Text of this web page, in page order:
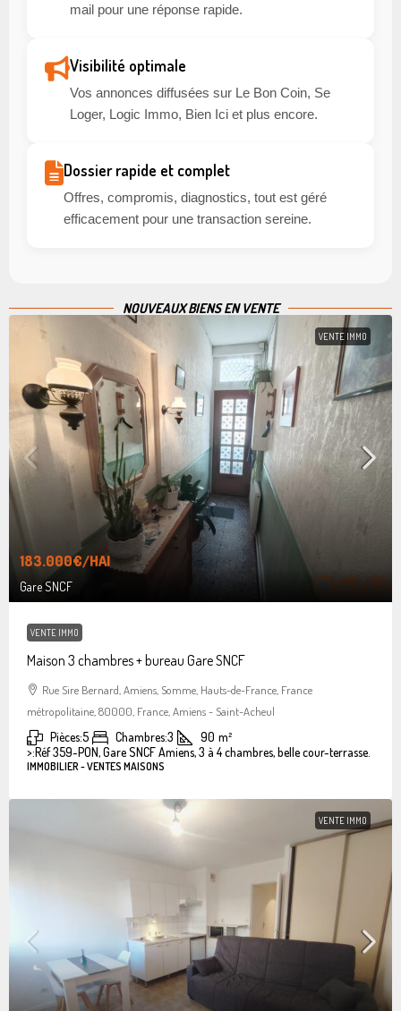
mail pour une réponse rapide.
Visibilité optimale
Vos annonces diffusées sur Le Bon Coin, Se
Loger, Logic Immo, Bien Ici et plus encore.
Dossier rapide et complet
Offres, compromis, diagnostics, tout est géré
efficacement pour une transaction sereine.
NOUVEAUX BIENS EN VENTE
VENTE IMMO
183.000€/HAI
Gare SNCF
VENTE IMMO
Maison 3 chambres + bureau Gare SNCF
Rue Sire Bernard, Amiens, Somme, Hauts-de-France, France
métropolitaine, 80000, France, Amiens - Saint-Acheul
Pièces:5 Chambres:3 90 m²
>:Réf 359-PON, Gare SNCF Amiens, 3 à 4 chambres, belle cour-terrasse.
IMMOBILIER - VENTES MAISONS
VENTE IMMO